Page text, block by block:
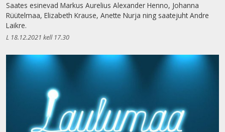
Saates esinevad Markus Aurelius Alexander Henno, Johanna
Rüütelmaa, Elizabeth Krause, Anette Nurja ning saatejuht Andre
Laikre.
L 18.12.2021 kell 17.30